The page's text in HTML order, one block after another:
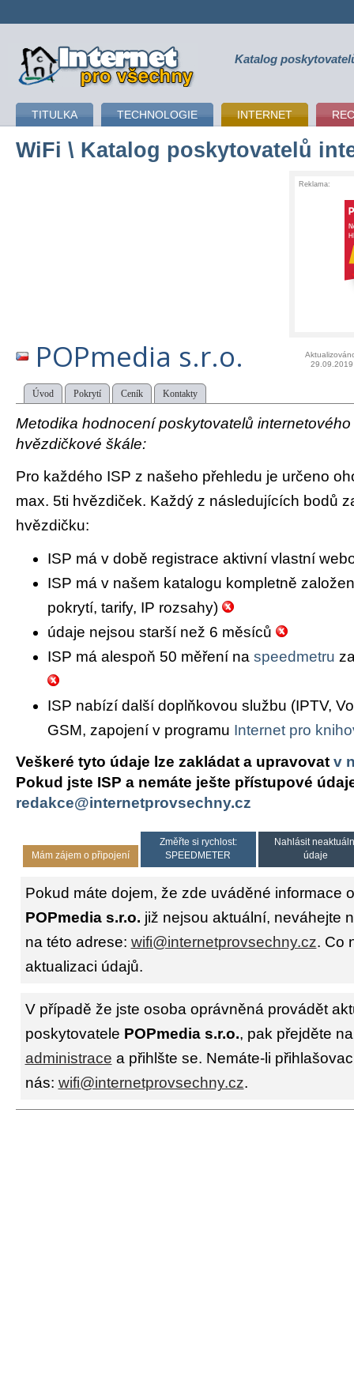
připojení k internetu Katalog
TITULKA TECHNOLOGIE INTERNET
WiFi \ Katalog poskytovatelů
Reklama:
POPmedia s.r.o.
29.09.2019
Úvod Pokrytí Ceník Kontakty
Metodika hodnocení poskytovatelů
hvězdičkové škále:
Pro každého ISP z našeho přehledu je určeno
max. 5ti hvězdiček. Každý z následujících bodů
hvězdičku:
ISP má v době registrace aktivní vlastní
ISP má v našem katalogu kompletně
pokrytí, tarify, IP rozsahy)
údaje nejsou starší než 6 měsíců
ISP má alespoň 50 měření na speedmetru
ISP nabízí další doplňkovou službu (IPTV,
GSM, zapojení v programu Internet pro
Veškeré tyto údaje lze zakládat a upravovat v
Pokud jste ISP a nemáte ješte přístupové
redakce@internetprovsechny.cz
Mám zájem o připojení
Změřte si rychlost:
SPEEDMETER
Nahlásit
údaje
Pokud máte dojem, že zde uváděné informace
POPmedia s.r.o. již nejsou aktuální, neváhejte
na této adrese: wifi@internetprovsechny.cz. Co
aktualizaci údajů.
V případě že jste osoba oprávněná provádět
poskytovatele POPmedia s.r.o., pak přejděte
administrace a přihlšte se. Nemáte-li
nás: wifi@internetprovsechny.cz.